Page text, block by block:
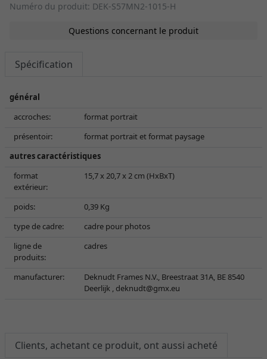
Numéro du produit: DEK-S57MN2-1015-H
Questions concernant le produit
Spécification
général
accroches:
format portrait
présentoir:
format portrait et format paysage
autres caractéristiques
format
extérieur:
15,7 x 20,7 x 2 cm (HxBxT)
poids:
0,39 Kg
type de cadre:
cadre pour photos
ligne de
produits:
cadres
manufacturer:
Deknudt Frames N.V., Breestraat 31A, BE 8540
Deerlijk , deknudt@gmx.eu
Clients, achetant ce produit, ont aussi acheté